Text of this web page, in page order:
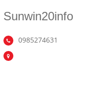
Sunwin20info
0985274631